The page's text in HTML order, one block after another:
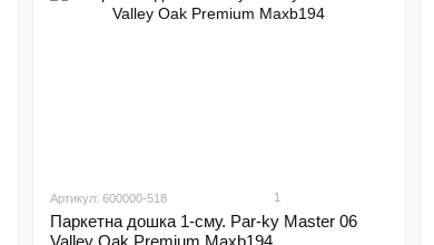
Артикул: 600000-518 1
Паркетна дошка 1-сму. Par-ky Master 06
Valley Oak Premium Maxb194